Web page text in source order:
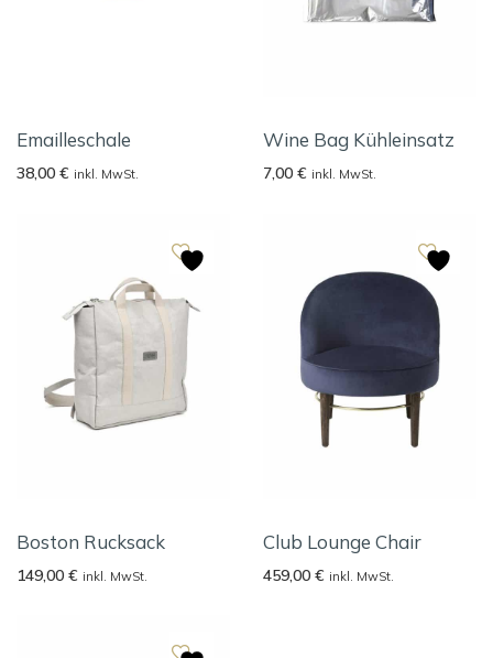
Emailleschale
38,00 € inkl. MwSt.
Wine Bag Kühleinsatz
7,00 € inkl. MwSt.
Boston Rucksack
149,00 € inkl. MwSt.
Club Lounge Chair
459,00 € inkl. MwSt.